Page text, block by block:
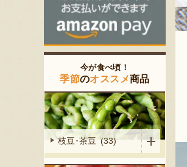
今が食べ頃！
季節のオススメ商品
枝豆･茶豆 (33)